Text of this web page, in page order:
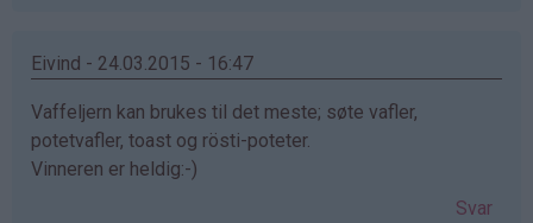
Eivind - 24.03.2015 - 16:47
Vaffeljern kan brukes til det meste; søte vafler,
potetvafler, toast og rösti-poteter.
Vinneren er heldig:-)
Svar